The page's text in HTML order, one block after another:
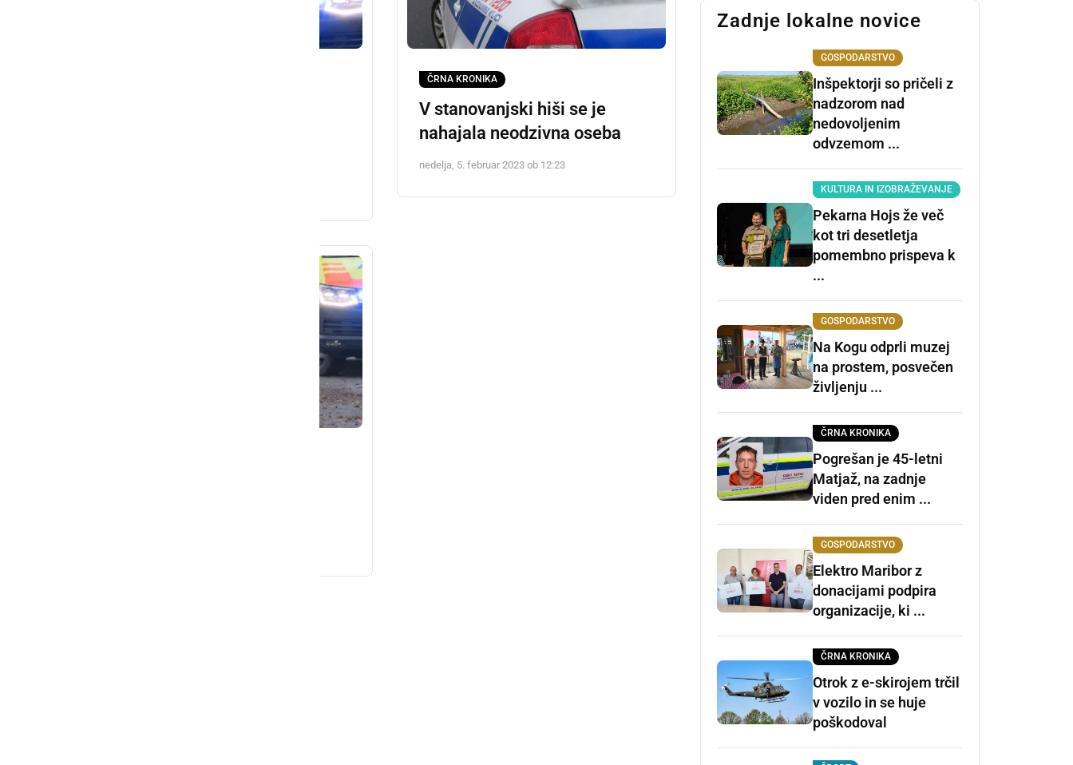
ČRNA KRONIKA
V stanovanjski hiši se je
nahajala neodzivna oseba
nedelja, 5. februar 2023 ob 12:23
Zadnje lokalne novice
GOSPODARSTVO
Inšpektorji so pričeli z
nadzorom nad
nedovoljenim
odvzemom ...
KULTURA IN IZOBRAŽEVANJE
Pekarna Hojs že več
kot tri desetletja
pomembno prispeva k
...
GOSPODARSTVO
Na Kogu odprli muzej
na prostem, posvečen
življenju ...
ČRNA KRONIKA
Pogrešan je 45-letni
Matjaž, na zadnje
viden pred enim ...
GOSPODARSTVO
Elektro Maribor z
donacijami podpira
organizacije, ki ...
ČRNA KRONIKA
Otrok z e-skirojem trčil
v vozilo in se huje
poškodoval